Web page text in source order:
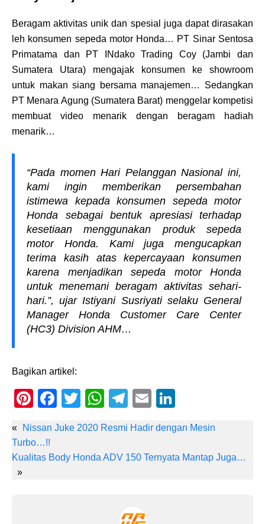
Beragam aktivitas unik dan spesial juga dapat dirasakan
leh konsumen sepeda motor Honda… PT Sinar Sentosa
Primatama dan PT INdako Trading Coy (Jambi dan
Sumatera Utara) mengajak konsumen ke showroom
untuk makan siang bersama manajemen… Sedangkan
PT Menara Agung (Sumatera Barat) menggelar kompetisi
membuat video menarik dengan beragam hadiah
menarik…
“Pada momen Hari Pelanggan Nasional ini,
kami ingin memberikan persembahan
istimewa kepada konsumen sepeda motor
Honda sebagai bentuk apresiasi terhadap
kesetiaan menggunakan produk sepeda
motor Honda. Kami juga mengucapkan
terima kasih atas kepercayaan konsumen
karena menjadikan sepeda motor Honda
untuk menemani beragam aktivitas sehari-
hari.”, ujar Istiyani Susriyati selaku General
Manager Honda Customer Care Center
(HC3) Division AHM…
Bagikan artikel:
Pi
er
e
F
c
e
T
tt
er
W
at
s
T
e
gr
E
ail k
e
«
Nissan Juke 2020 Resmi Hadir dengan Mesin
Turbo…!!
Kualitas Body Honda ADV 150 Ternyata Mantap Juga…
»